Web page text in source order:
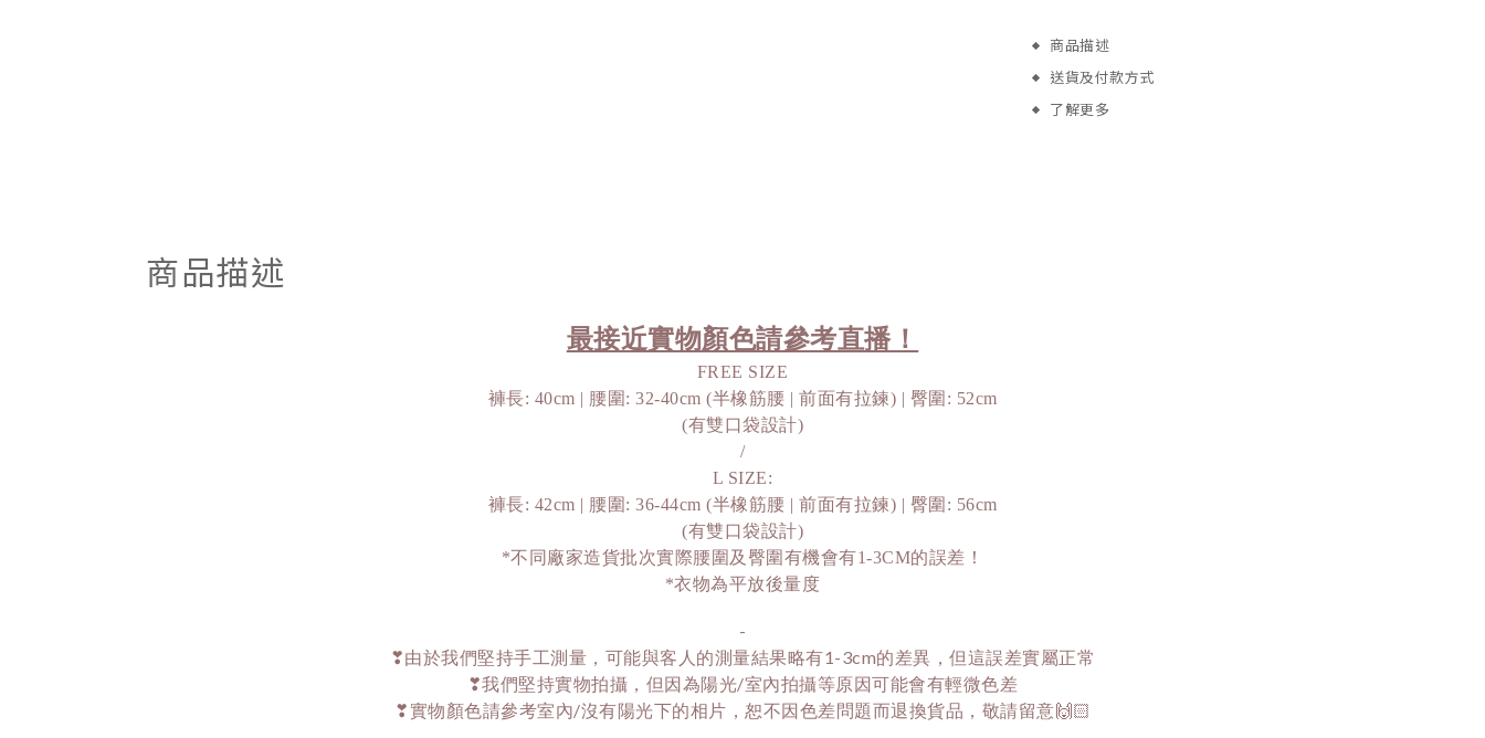
商品描述
送貨及付款方式
了解更多
商品描述
最接近實物顏色請參考直播！
FREE SIZE
褲長: 40cm | 腰圍: 32-40cm (半橡筋腰 | 前面有拉鍊) | 臀圍: 52cm
(有雙口袋設計)
/
L SIZE:
褲長: 42cm | 腰圍: 36-44cm (半橡筋腰 | 前面有拉鍊) | 臀圍: 56cm
(有雙口袋設計)
*不同廠家造貨批次實際腰圍及臀圍有機會有1-3CM的誤差！
*衣物為平放後量度
-
❣由於我們堅持手工測量，可能與客人的測量結果略有1-3cm的差異，但這誤差實屬正常
❣我們堅持實物拍攝，但因為陽光/室內拍攝等原因可能會有輕微色差
❣實物顏色請參考室內/沒有陽光下的相片，恕不因色差問題而退換貨品，敬請留意🙌🏻